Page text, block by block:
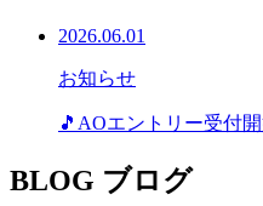
2026.06.01
お知らせ
🎵AOエントリー受付
BLOG ブログ